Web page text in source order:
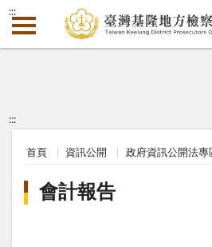
:::
:::
首頁 資訊公開 政府資訊公開法專
會計報告